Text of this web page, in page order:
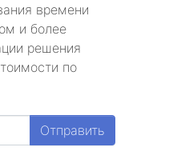
времени
и более
решения
по
Отправить